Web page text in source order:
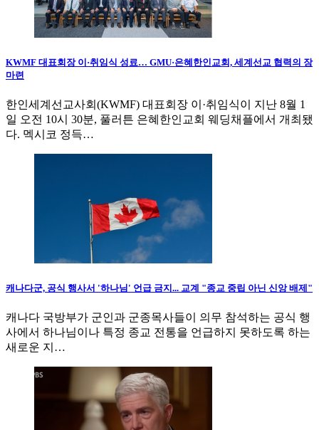
KWMF 대표회장 이·취임식 성료… GMU·은혜한인교회, 세계선교 협력의 장
마련
한인세계선교사회(KWMF) 대표회장 이·취임식이 지난 8월 1
일 오전 10시 30분, 풀러튼 은혜한인교회 웨딩채플에서 개최됐
다. 멕시코 정득…
캐나다군, 공식 행사서 '하나님' 언급 금지... 교계 "종교 중립 아닌 신앙 배제"
캐나다 국방부가 군인과 군종목사들이 의무 참석하는 공식 행
사에서 하나님이나 특정 종교 전통을 언급하지 못하도록 하는
새로운 지…